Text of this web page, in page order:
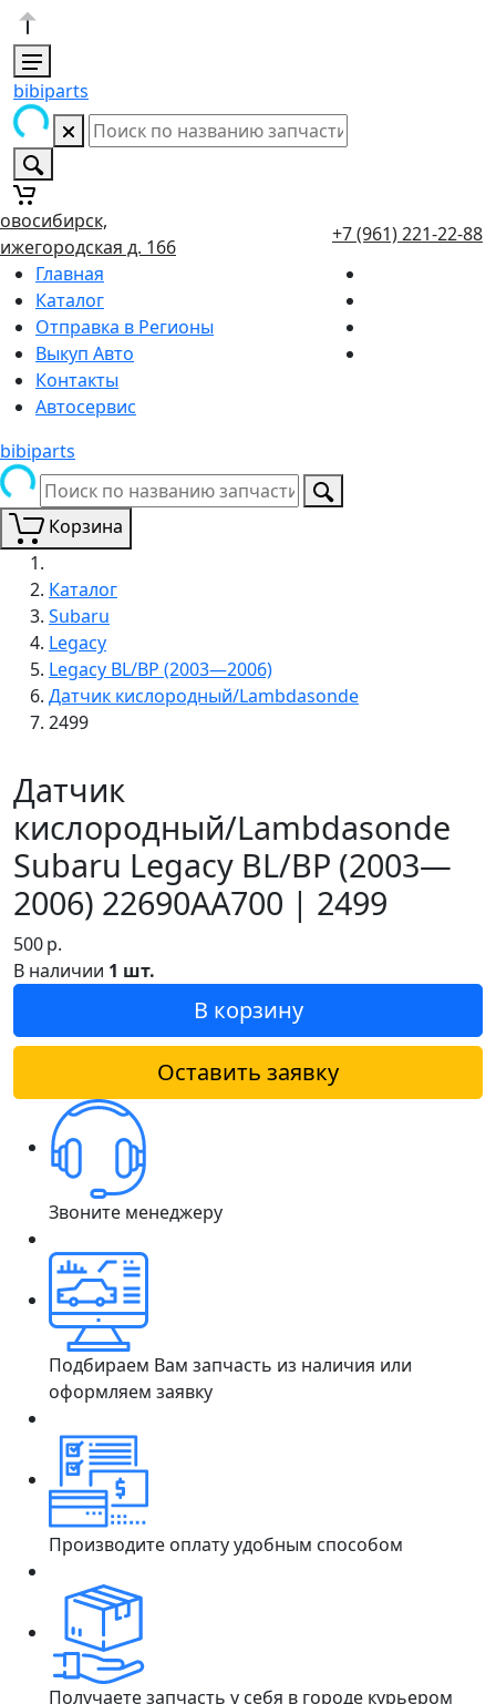
bibiparts
д. 166
+7 (961) 221-22-88
Главная
Каталог
Отправка в Регионы
Выкуп Авто
Контакты
Автосервис
bibiparts
Корзина
Каталог
Subaru
Legacy
Legacy BL/BP (2003—2006)
Датчик кислородный/Lambdasonde
2499
Датчик
кислородный/Lambdasonde
Subaru Legacy BL/BP (2003—
2006) 22690AA700 | 2499
500р.
В наличии 1 шт.
В корзину
Оставить заявку
Звоните менеджеру
Подбираем Вам запчасть из наличия или
оформляем заявку
Производите оплату удобным способом
Получаете запчасть у себя в городе курьером